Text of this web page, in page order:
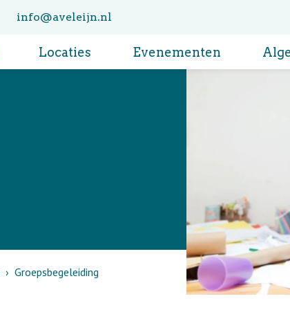
info@aveleijn.nl
Locaties Evenementen
Groepsbegeleiding